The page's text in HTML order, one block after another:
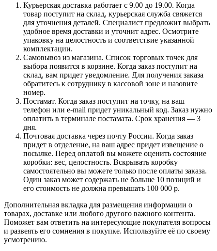
Курьерская доставка работает с 9.00 до 19.00. Когда
товар поступит на склад, курьерская служба свяжется
для уточнения деталей. Специалист предложит выбрать
удобное время доставки и уточнит адрес. Осмотрите
упаковку на целостность и соответствие указанной
комплектации.
Самовывоз из магазина. Список торговых точек для
выбора появится в корзине. Когда заказ поступит на
склад, вам придет уведомление. Для получения заказа
обратитесь к сотруднику в кассовой зоне и назовите
номер.
Постамат. Когда заказ поступит на точку, на ваш
телефон или e-mail придет уникальный код. Заказ нужно
оплатить в терминале постамата. Срок хранения — 3
дня.
Почтовая доставка через почту России. Когда заказ
придет в отделение, на ваш адрес придет извещение о
посылке. Перед оплатой вы можете оценить состояние
коробки: вес, целостность. Вскрывать коробку
самостоятельно вы можете только после оплаты заказа.
Один заказ может содержать не больше 10 позиций и
его стоимость не должна превышать 100 000 р.
Дополнительная вкладка для размещения информации о
товарах, доставке или любого другого важного контента.
Поможет вам ответить на интересующие покупателя вопросы
и развеять его сомнения в покупке. Используйте её по своему
усмотрению.